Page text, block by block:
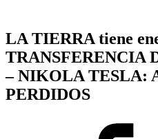
LA TIERRA tiene
TRANSFERENCIA
– NIKOLA TESLA:
PERDIDOS